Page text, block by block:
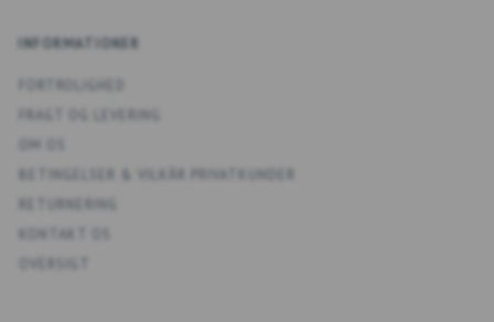
INFORMATIONER
OM OS
KONTAKT OS